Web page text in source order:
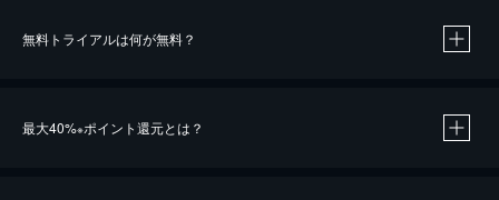
無料トライアルは何が無料？
最大40%※ポイント還元とは？